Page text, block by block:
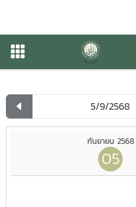
ปฏิทินกิจกรรมของห
ปฏิทินกิจกรรมของหน่วยงาน
กันยายน 2568
05